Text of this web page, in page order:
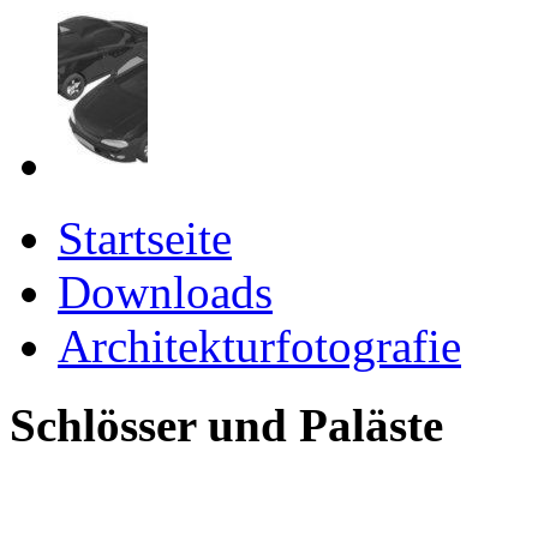
Startseite
Downloads
Architekturfotografie
Schlösser und Paläste